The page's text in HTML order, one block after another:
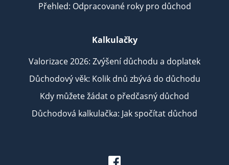
Přehled: Odpracované roky pro důchod
Kalkulačky
Valorizace 2026: Zvýšení důchodu a doplatek
Důchodový věk: Kolik dnů zbývá do důchodu
Kdy můžete žádat o předčasný důchod
Důchodová kalkulačka: Jak spočítat důchod